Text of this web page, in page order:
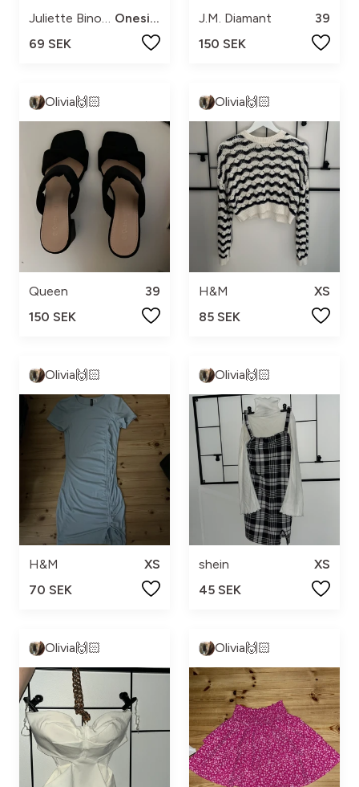
Juliette Binoche
Onesize
69 SEK
J.M. Diamant
39
150 SEK
Olivia🙌🏻
Queen
39
150 SEK
Olivia🙌🏻
H&M
XS
85 SEK
Olivia🙌🏻
H&M
XS
70 SEK
Olivia🙌🏻
shein
XS
45 SEK
Olivia🙌🏻 Olivia🙌🏻